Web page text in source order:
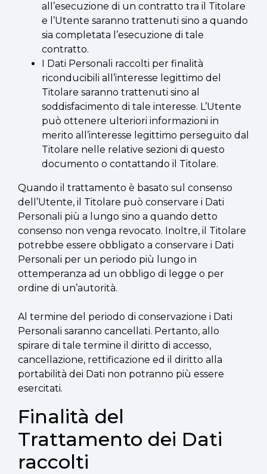
all’esecuzione di un contratto tra il Titolare
e l’Utente saranno trattenuti sino a quando
sia completata l’esecuzione di tale
contratto.
I Dati Personali raccolti per finalità
riconducibili all’interesse legittimo del
Titolare saranno trattenuti sino al
soddisfacimento di tale interesse. L’Utente
può ottenere ulteriori informazioni in
merito all’interesse legittimo perseguito dal
Titolare nelle relative sezioni di questo
documento o contattando il Titolare.
Quando il trattamento è basato sul consenso
dell’Utente, il Titolare può conservare i Dati
Personali più a lungo sino a quando detto
consenso non venga revocato. Inoltre, il Titolare
potrebbe essere obbligato a conservare i Dati
Personali per un periodo più lungo in
ottemperanza ad un obbligo di legge o per
ordine di un’autorità.
Al termine del periodo di conservazione i Dati
Personali saranno cancellati. Pertanto, allo
spirare di tale termine il diritto di accesso,
cancellazione, rettificazione ed il diritto alla
portabilità dei Dati non potranno più essere
esercitati.
Finalità del
Trattamento dei Dati
raccolti